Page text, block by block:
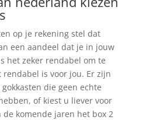
op je rekening stel dat
een aandeel dat je in jouw
het zeker rendabel om te
is voor jou. Er zijn
die geen echte
of kiest u liever voor
de komende jaren het box 2